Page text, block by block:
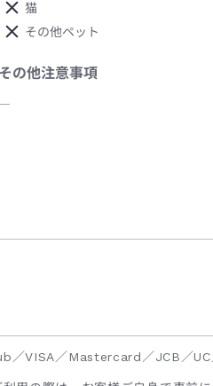
猫
その他ペット
その他注意事項
―
／VISA／Mastercard／JCB／UC